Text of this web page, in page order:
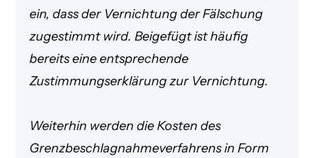
ein, dass der Vernichtung der Fälschung
zugestimmt wird. Beigefügt ist häufig
bereits eine entsprechende
Zustimmungserklärung zur Vernichtung.
Weiterhin werden die Kosten des
Grenzbeschlagnahmeverfahrens in Form